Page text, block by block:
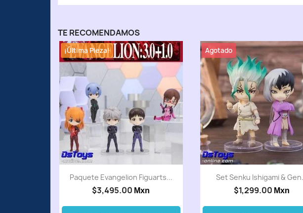
TE RECOMENDAMOS
Paquete Evangelion Figuarts...
$3,495.00 Mxn
¡Última Pieza!
Set Senku Ishigami &
$1,299.00 Mxn
Agotado